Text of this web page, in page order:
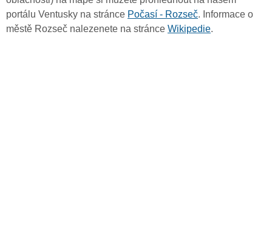
portálu Ventusky na stránce Počasí - Rozseč. Informace o
městě Rozseč nalezenete na stránce Wikipedie.